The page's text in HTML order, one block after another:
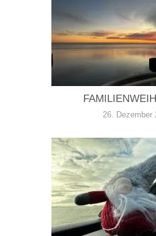
26. Dezember